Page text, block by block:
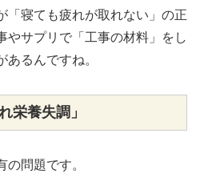
「寝ても疲れが取れない」の正
やサプリで「工事の材料」をし
あるんですね。
栄養失調」
の問題です。